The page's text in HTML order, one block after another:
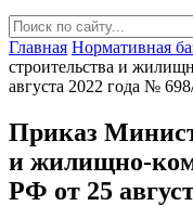
Главная Нормативная
строительства и
августа 2022 года №
Приказ
и жилищно-
РФ от 25